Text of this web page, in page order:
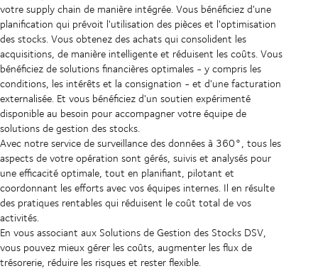
votre supply chain de manière intégrée. Vous bénéficiez d'une
planification qui prévoit l'utilisation des pièces et l'optimisation
des stocks. Vous obtenez des achats qui consolident les
acquisitions, de manière intelligente et réduisent les coûts. Vous
bénéficiez de solutions financières optimales - y compris les
conditions, les intérêts et la consignation - et d'une facturation
externalisée. Et vous bénéficiez d'un soutien expérimenté
disponible au besoin pour accompagner votre équipe de
solutions de gestion des stocks.
Avec notre service de surveillance des données à 360°, tous les
aspects de votre opération sont gérés, suivis et analysés pour
une efficacité optimale, tout en planifiant, pilotant et
coordonnant les efforts avec vos équipes internes. Il en résulte
des pratiques rentables qui réduisent le coût total de vos
activités.
En vous associant aux Solutions de Gestion des Stocks DSV,
vous pouvez mieux gérer les coûts, augmenter les flux de
trésorerie, réduire les risques et rester flexible.